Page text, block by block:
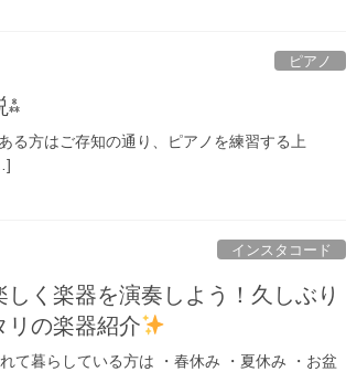
ピアノ
⁂
る方はご存知の通り、ピアノを練習する上
インスタコード
く楽器を演奏しよう！久しぶり
リの楽器紹介
て暮らしている方は ・春休み ・夏休み ・お盆